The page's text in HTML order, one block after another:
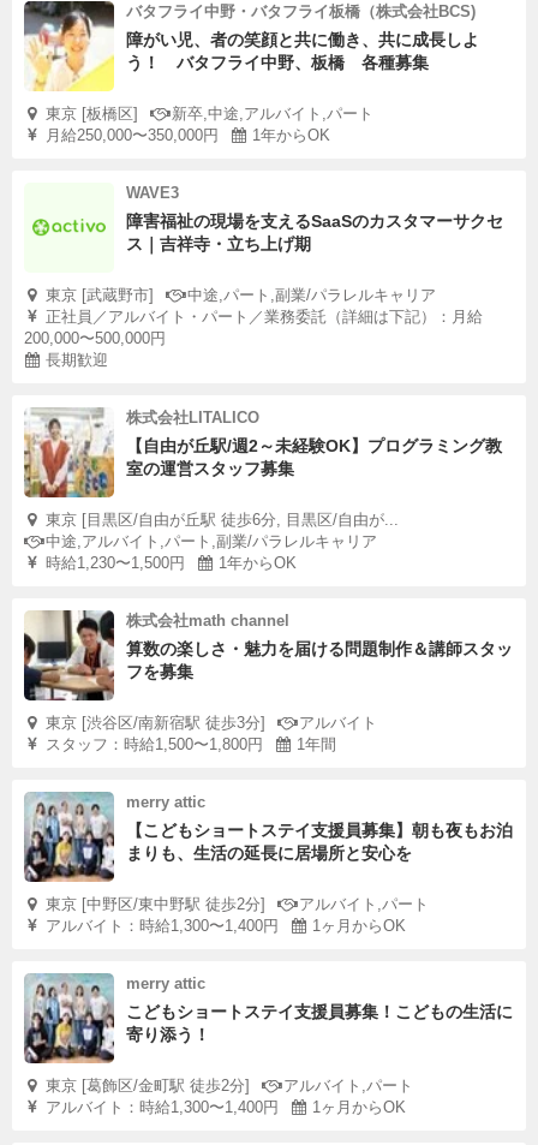
バタフライ中野・バタフライ板橋（株式会社BCS)
障がい児、者の笑顔と共に働き、共に成長しよ
う！ バタフライ中野、板橋 各種募集
東京 [板橋区]
新卒,中途,アルバイト,パート
月給250,000〜350,000円
1年からOK
WAVE3
障害福祉の現場を支えるSaaSのカスタマーサクセ
ス｜吉祥寺・立ち上げ期
東京 [武蔵野市]
中途,パート,副業/パラレルキャリア
正社員／アルバイト・パート／業務委託（詳細は下記）：月給
200,000〜500,000円
長期歓迎
株式会社LITALICO
【自由が丘駅/週2～未経験OK】プログラミング教
室の運営スタッフ募集
東京 [目黒区/自由が丘駅 徒歩6分, 目黒区/自由が...
中途,アルバイト,パート,副業/パラレルキャリア
時給1,230〜1,500円
1年からOK
株式会社math channel
算数の楽しさ・魅力を届ける問題制作＆講師スタッ
フを募集
東京 [渋谷区/南新宿駅 徒歩3分]
アルバイト
スタッフ：時給1,500〜1,800円
1年間
merry attic
【こどもショートステイ支援員募集】朝も夜もお泊
まりも、生活の延長に居場所と安心を
東京 [中野区/東中野駅 徒歩2分]
アルバイト,パート
アルバイト：時給1,300〜1,400円
1ヶ月からOK
merry attic
こどもショートステイ支援員募集！こどもの生活に
寄り添う！
東京 [葛飾区/金町駅 徒歩2分]
アルバイト,パート
アルバイト：時給1,300〜1,400円
1ヶ月からOK